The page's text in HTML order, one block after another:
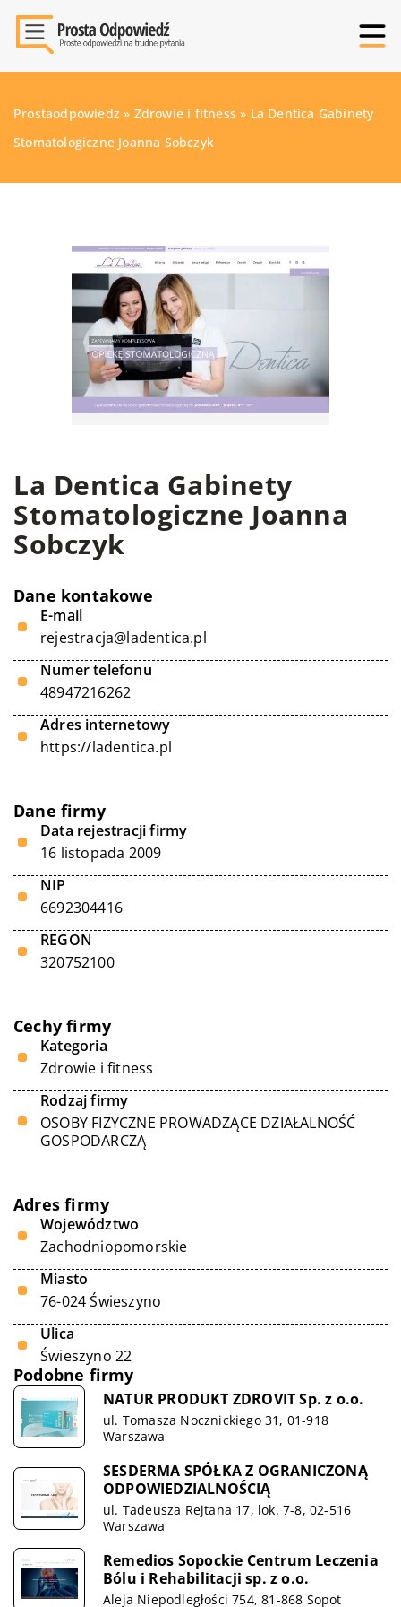
Prostaodpowiedz » Zdrowie i fitness » La Dentica Gabinety
Stomatologiczne Joanna Sobczyk
La Dentica Gabinety
Stomatologiczne Joanna
Sobczyk
Dane kontakowe
E-mail
rejestracja@ladentica.pl
Numer telefonu
48947216262
Adres internetowy
https://ladentica.pl
Dane firmy
Data rejestracji firmy
16 listopada 2009
NIP
6692304416
REGON
320752100
Cechy firmy
Kategoria
Zdrowie i fitness
Rodzaj firmy
OSOBY FIZYCZNE PROWADZĄCE DZIAŁALNOŚĆ
GOSPODARCZĄ
Adres firmy
Województwo
Zachodniopomorskie
Miasto
76-024 Świeszyno
Ulica
Świeszyno 22
Podobne firmy
NATUR PRODUKT ZDROVIT Sp. z o.o.
ul. Tomasza Nocznickiego 31, 01-918
Warszawa
SESDERMA SPÓŁKA Z OGRANICZONĄ
ODPOWIEDZIALNOŚCIĄ
ul. Tadeusza Rejtana 17, lok. 7-8, 02-516
Warszawa
Remedios Sopockie Centrum Leczenia
Bólu i Rehabilitacji sp. z o.o.
Aleja Niepodległości 754, 81-868 Sopot